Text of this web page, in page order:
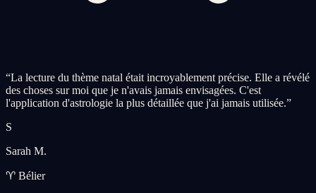
“La lecture du thème natal était incroyablement précise. Elle a révélé
des choses sur moi que je n'avais jamais envisagées. C'est
l'application d'astrologie la plus détaillée que j'ai jamais utilisée.”
S
Sarah M.
♈ Bélier